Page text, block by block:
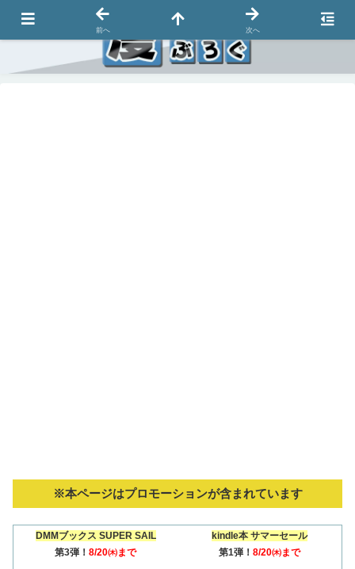
※本ページはプロモーションが含まれています
DMMブックス SUPER SAIL
第3弾！ 8/20㈭まで
kindle本 サマーセール
第1弾！ 8/20㈭まで
前へ 次へ